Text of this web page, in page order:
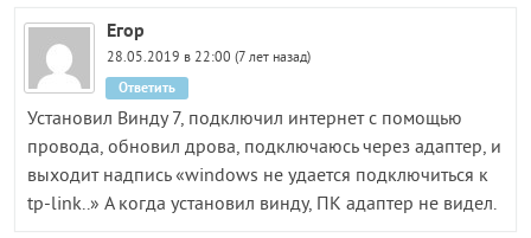
Егор
28.05.2019 в 22:00 (7 лет назад)
Установил Винду 7, подключил интернет с помощью
провода, обновил дрова, подключаюсь через адаптер, и
выходит надпись «windows не удается подключиться к
tp-link..» А когда установил винду, ПК адаптер не видел.
Ответить